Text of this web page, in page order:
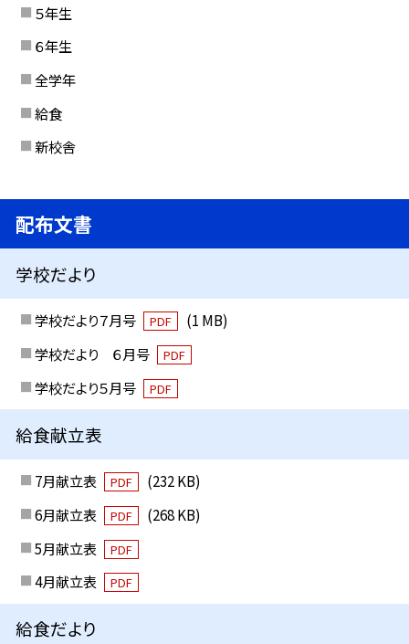
５年生
６年生
全学年
給食
新校舎
配布文書
学校だより
学校だより７月号 PDF
(1 MB)
学校だより ６月号
PDF
学校だより５月号 PDF
給食献立表
7月献立表 PDF
(232 KB)
6月献立表
PDF
(268 KB)
5月献立表
PDF
4月献立表 PDF
給食だより